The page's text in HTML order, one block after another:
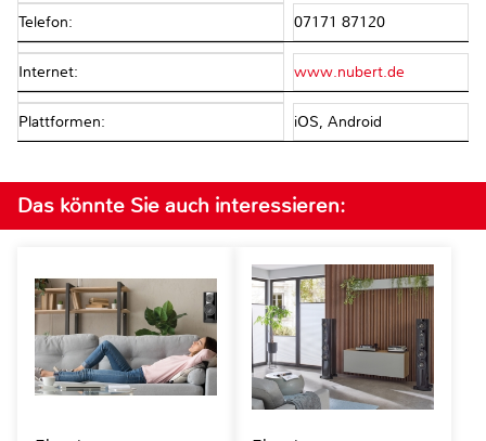
Telefon: 07171 87120
Internet: www.nubert.de
Plattformen: iOS, Android
Das könnte Sie auch interessieren: